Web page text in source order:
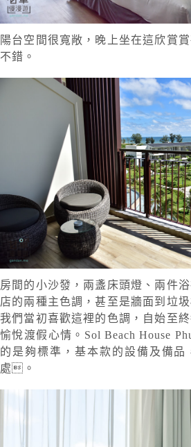
陽台空間很寬敞，晚上坐在這欣賞
不錯。
房間的小沙發，兩盞床頭燈、兩件
店的兩種主色調，甚至是牆面到垃
我們當初喜歡這裡的色調，自始至
愉悅渡假心情。Sol Beach House
的是夠標準，基本款的設備及備品
處。